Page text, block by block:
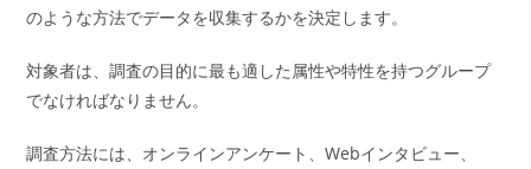
のような方法でデータを収集するかを決定します。
対象者は、調査の目的に最も適した属性や特性を持つグループ
でなければなりません。
調査方法には、オンラインアンケート、Webインタビュー、